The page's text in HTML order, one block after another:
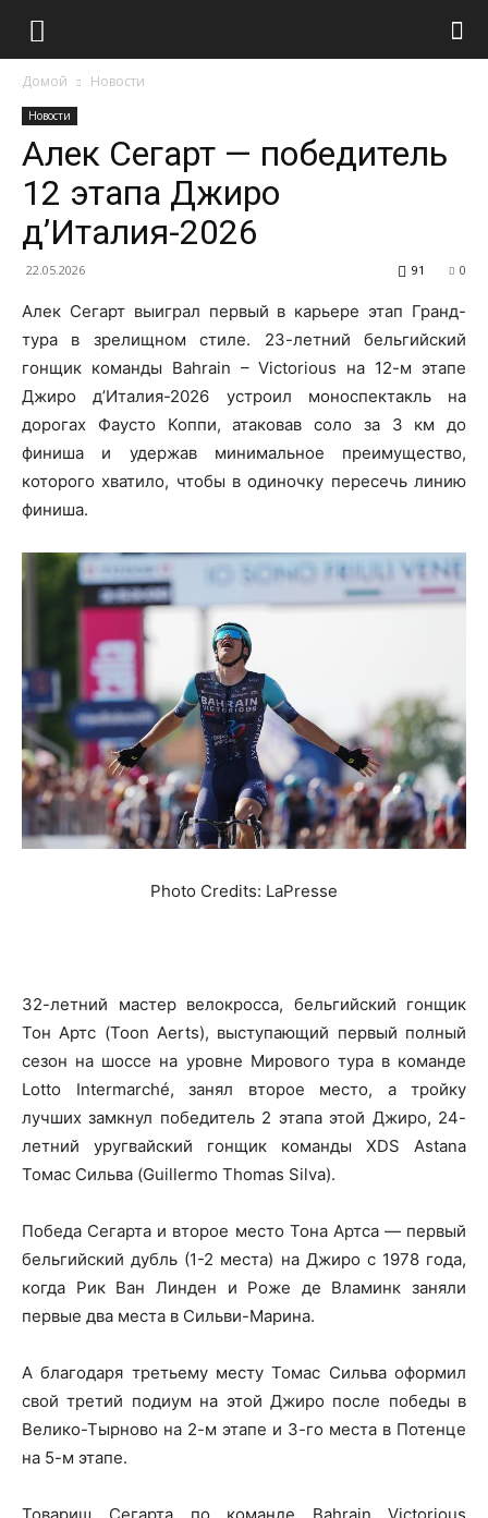
Домой Новости
Новости
Алек Сегарт — победитель
12 этапа Джиро
д’Италия-2026
22.05.2026 0
91
Алек Сегарт выиграл первый в карьере этап Гранд-
тура в зрелищном стиле. 23-летний бельгийский
гонщик команды Bahrain – Victorious на 12-м этапе
Джиро д’Италия-2026 устроил моноспектакль на
дорогах Фаусто Коппи, атаковав соло за 3 км до
финиша и удержав минимальное преимущество,
которого хватило, чтобы в одиночку пересечь линию
финиша.
Photo Credits: LaPresse
32-летний мастер велокросса, бельгийский гонщик
Тон Артс (Toon Aerts), выступающий первый полный
сезон на шоссе на уровне Мирового тура в команде
Lotto Intermarché, занял второе место, а тройку
лучших замкнул победитель 2 этапа этой Джиро, 24-
летний уругвайский гонщик команды XDS Astana
Томас Сильва (Guillermo Thomas Silva).
Победа Сегарта и второе место Тона Артса — первый
бельгийский дубль (1-2 места) на Джиро с 1978 года,
когда Рик Ван Линден и Роже де Вламинк заняли
первые два места в Сильви-Марина.
А благодаря третьему месту Томас Сильва оформил
свой третий подиум на этой Джиро после победы в
Велико-Тырново на 2-м этапе и 3-го места в Потенце
на 5-м этапе.